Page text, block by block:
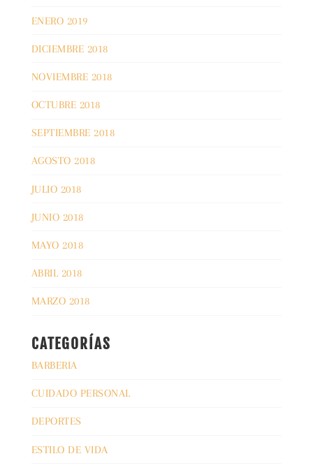
ENERO 2019
DICIEMBRE 2018
NOVIEMBRE 2018
OCTUBRE 2018
SEPTIEMBRE 2018
AGOSTO 2018
JULIO 2018
JUNIO 2018
MAYO 2018
ABRIL 2018
MARZO 2018
CATEGORÍAS
BARBERIA
CUIDADO PERSONAL
DEPORTES
ESTILO DE VIDA